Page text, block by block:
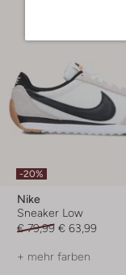
-20%
Nike
Sneaker Low
€ 79,99 € 63,99
+ mehr farben